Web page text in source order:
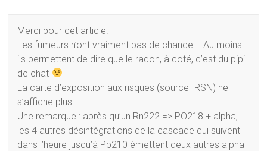
Merci pour cet article.
Les fumeurs n’ont vraiment pas de chance…! Au moins
ils permettent de dire que le radon, à coté, c’est du pipi
de chat
La carte d’exposition aux risques (source IRSN) ne
s’affiche plus.
Une remarque : après qu’un Rn222 => PO218 + alpha,
les 4 autres désintégrations de la cascade qui suivent
dans l’heure jusqu’à Pb210 émettent deux autres alpha